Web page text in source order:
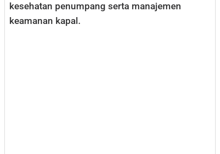
kesehatan penumpang serta manajemen
keamanan kapal.